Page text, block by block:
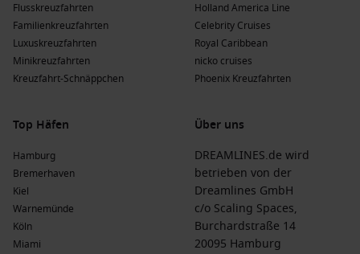
Flusskreuzfahrten
Familienkreuzfahrten
Luxuskreuzfahrten
Minikreuzfahrten
Kreuzfahrt-Schnäppchen
Holland America Line
Celebrity Cruises
Royal Caribbean
nicko cruises
Phoenix Kreuzfahrten
Top Häfen
Hamburg
Bremerhaven
Kiel
Warnemünde
Köln
Miami
Über uns
DREAMLINES.de wird
betrieben von der
Dreamlines GmbH
c/o Scaling Spaces,
Burchardstraße 14
20095 Hamburg